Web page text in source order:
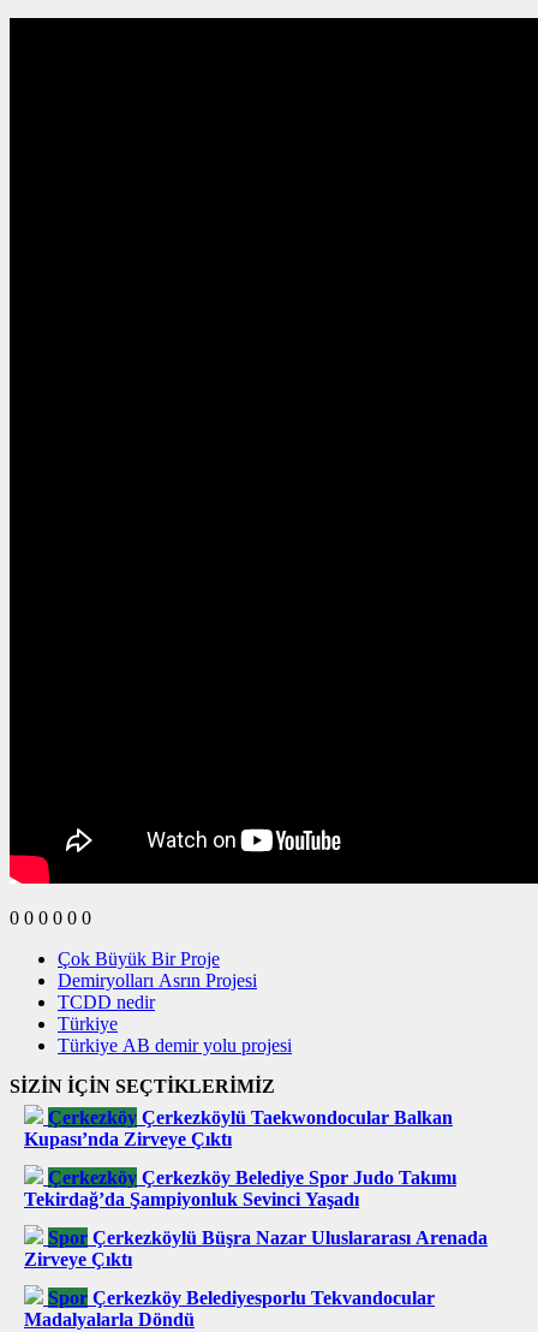
0 0 0 0 0 0
Çok Büyük Bir Proje
Demiryolları Asrın Projesi
TCDD nedir
Türkiye
Türkiye AB demir yolu projesi
SİZİN İÇİN SEÇTİKLERİMİZ
Çerkezköy Çerkezköylü Taekwondocular Balkan
Kupası’nda Zirveye Çıktı
Çerkezköy Çerkezköy Belediye Spor Judo Takımı
Tekirdağ’da Şampiyonluk Sevinci Yaşadı
Spor Çerkezköylü Büşra Nazar Uluslararası Arenada
Zirveye Çıktı
Spor Çerkezköy Belediyesporlu Tekvandocular
Madalyalarla Döndü